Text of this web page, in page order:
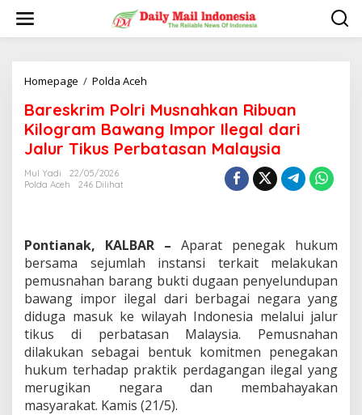
w
Homepage / Polda Aceh
e
s
k
l
M
u
s
n
a
h
k
a
n
Bareskrim Polri Musnahkan Ribuan
Kilogram Bawang Impor Ilegal dari
Jalur Tikus Perbatasan Malaysia
Mul Yadi
22/05/2026
Polda Aceh
246 Dilihat
Pontianak, KALBAR – Aparat penegak hukum
bersama sejumlah instansi terkait melakukan
pemusnahan barang bukti dugaan penyelundupan
bawang impor ilegal dari berbagai negara yang
diduga masuk ke wilayah Indonesia melalui jalur
tikus di perbatasan Malaysia. Pemusnahan
dilakukan sebagai bentuk komitmen penegakan
hukum terhadap praktik perdagangan ilegal yang
merugikan negara dan membahayakan
masyarakat. Kamis (21/5).